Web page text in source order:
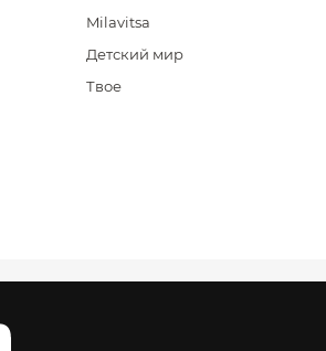
Milavitsa
Детский мир
Твое